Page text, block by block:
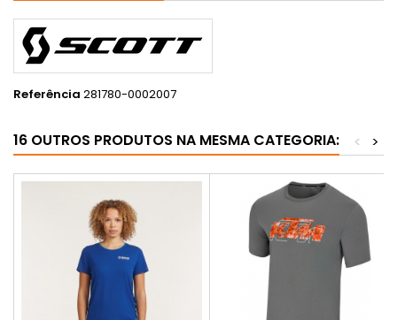
Referência 281780-0002007
16 OUTROS PRODUTOS NA MESMA CATEGORIA: >
<